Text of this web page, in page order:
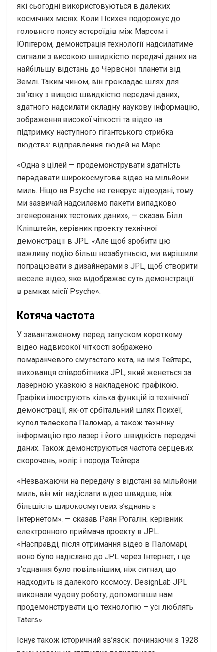
які сьогодні використовуються в далеких
космічних місіях. Коли Психея подорожує до
головного поясу астероїдів між Марсом і
Юпітером, демонстрація технології надсилатиме
сигнали з високою швидкістю передачі даних на
найбільшу відстань до Червоної планети від
Землі. Таким чином, він прокладає шлях для
зв’язку з вищою швидкістю передачі даних,
здатного надсилати складну наукову інформацію,
зображення високої чіткості та відео на
підтримку наступного гігантського стрибка
людства: відправлення людей на Марс.
«Одна з цілей — продемонструвати здатність
передавати широкосмугове відео на мільйони
миль. Ніщо на Psyche не генерує відеодані, тому
ми зазвичай надсилаємо пакети випадково
згенерованих тестових даних», — сказав Білл
Кліпштейн, керівник проекту технічної
демонстрації в JPL. «Але щоб зробити цю
важливу подію більш незабутньою, ми вирішили
попрацювати з дизайнерами з JPL, щоб створити
веселе відео, яке відображає суть демонстрації
в рамках місії Psyche».
Котяча частота
У завантаженому перед запуском короткому
відео надвисокої чіткості зображено
помаранчевого смугастого кота, на ім’я Тейтерс,
вихованця співробітника JPL, який женеться за
лазерною указкою з накладеною графікою.
Графіки ілюструють кілька функцій із технічної
демонстрації, як-от орбітальний шлях Психеї,
купол телескопа Паломар, а також технічну
інформацію про лазер і його швидкість передачі
даних. Також демонструються частота серцевих
скорочень, колір і порода Тейтера.
«Незважаючи на передачу з відстані за мільйони
миль, він міг надіслати відео швидше, ніж
більшість широкосмугових з’єднань з
Інтернетом», — сказав Раян Рогалін, керівник
електронного приймача проекту в JPL.
«Насправді, після отримання відео в Паломарі,
воно було надіслано до JPL через Інтернет, і це
з’єднання було повільнішим, ніж сигнал, що
надходить із далекого космосу. DesignLab JPL
виконали чудову роботу, допомогвши нам
продемонструвати цю технологію – усі люблять
Taters».
Існує також історичний зв’язок: починаючи з 1928